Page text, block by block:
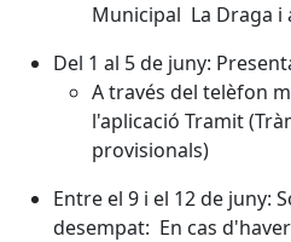
Municipal La Draga i
Del 1 al 5 de juny:
A través del telèfon
l'aplicació Tramit
provisionals)
Entre el 9 i el 12 de juny:
desempat: En cas